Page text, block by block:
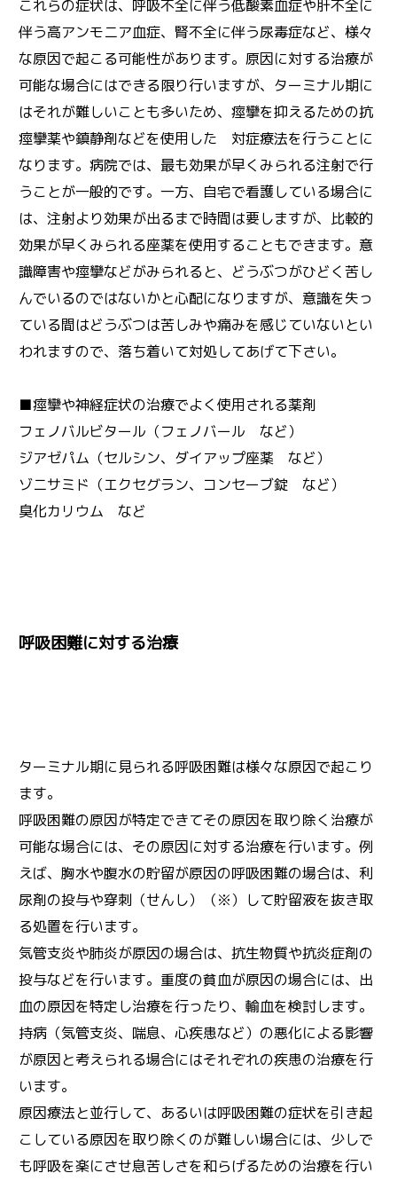
これらの症状は、呼吸不全に伴う低酸素血症や肝不全に
伴う高アンモニア血症、腎不全に伴う尿毒症など、様々
な原因で起こる可能性があります。原因に対する治療が
可能な場合にはできる限り行いますが、ターミナル期に
はそれが難しいことも多いため、痙攣を抑えるための抗
痙攣薬や鎮静剤などを使用した 対症療法を行うことに
なります。病院では、最も効果が早くみられる注射で行
うことが一般的です。一方、自宅で看護している場合に
は、注射より効果が出るまで時間は要しますが、比較的
効果が早くみられる座薬を使用することもできます。意
識障害や痙攣などがみられると、どうぶつがひどく苦し
んでいるのではないかと心配になりますが、意識を失っ
ている間はどうぶつは苦しみや痛みを感じていないとい
われますので、落ち着いて対処してあげて下さい。
■痙攣や神経症状の治療でよく使用される薬剤
フェノバルビタール（フェノバール など）
ジアゼパム（セルシン、ダイアップ座薬 など）
ゾニサミド（エクセグラン、コンセーブ錠 など）
臭化カリウム など
呼吸困難に対する治療
ターミナル期に見られる呼吸困難は様々な原因で起こり
ます。
呼吸困難の原因が特定できてその原因を取り除く治療が
可能な場合には、その原因に対する治療を行います。例
えば、胸水や腹水の貯留が原因の呼吸困難の場合は、利
尿剤の投与や穿刺（せんし）（※）して貯留液を抜き取
る処置を行います。
気管支炎や肺炎が原因の場合は、抗生物質や抗炎症剤の
投与などを行います。重度の貧血が原因の場合には、出
血の原因を特定し治療を行ったり、輸血を検討します。
持病（気管支炎、喘息、心疾患など）の悪化による影響
が原因と考えられる場合にはそれぞれの疾患の治療を行
います。
原因療法と並行して、あるいは呼吸困難の症状を引き起
こしている原因を取り除くのが難しい場合には、少しで
も呼吸を楽にさせ息苦しさを和らげるための治療を行い